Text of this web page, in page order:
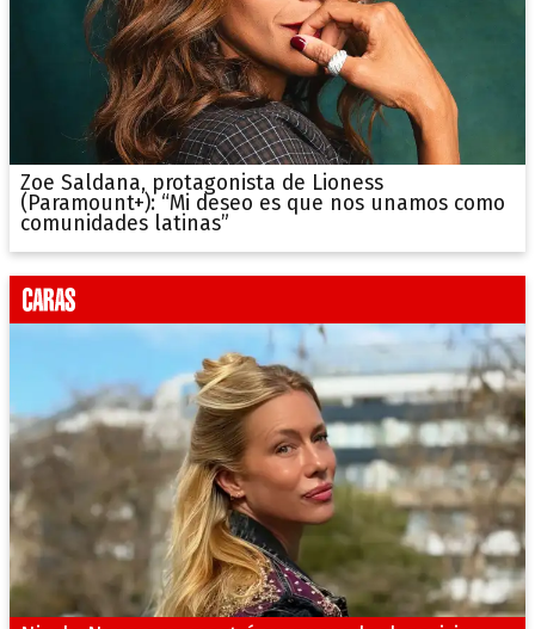
Zoe Saldana, protagonista de Lioness
(Paramount+): “Mi deseo es que nos unamos como
comunidades latinas”